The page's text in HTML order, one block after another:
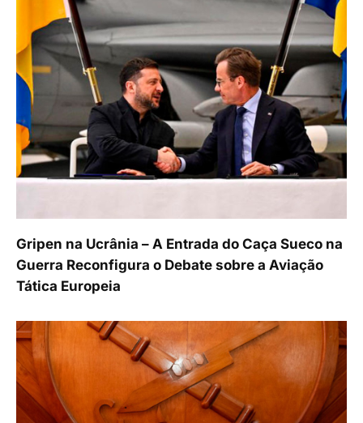
Gripen na Ucrânia – A Entrada do Caça Sueco na
Guerra Reconfigura o Debate sobre a Aviação
Tática Europeia